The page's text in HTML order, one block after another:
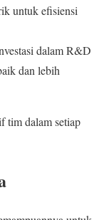
untuk efisiensi
dalam R&D
dan lebih
tim dalam setiap